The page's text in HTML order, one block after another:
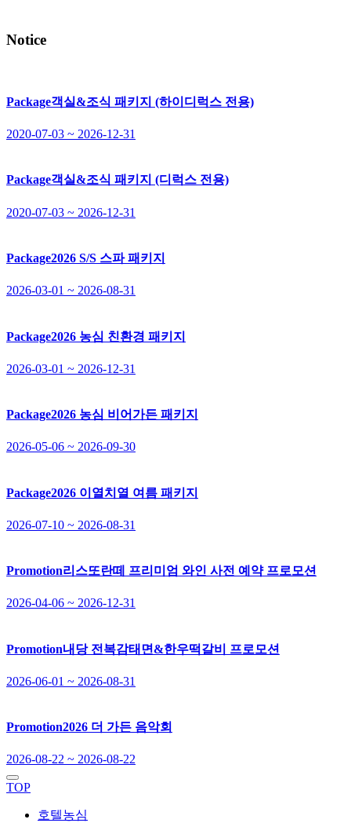
Notice
Package객실&조식 패키지 (하이디럭스 전용)
2020-07-03 ~ 2026-12-31
Package객실&조식 패키지 (디럭스 전용)
2020-07-03 ~ 2026-12-31
Package2026 S/S 스파 패키지
2026-03-01 ~ 2026-08-31
Package2026 농심 친환경 패키지
2026-03-01 ~ 2026-12-31
Package2026 농심 비어가든 패키지
2026-05-06 ~ 2026-09-30
Package2026 이열치열 여름 패키지
2026-07-10 ~ 2026-08-31
Promotion리스또란떼 프리미엄 와인 사전 예약 프로모션
2026-04-06 ~ 2026-12-31
Promotion내당 전복감태면&한우떡갈비 프로모션
2026-06-01 ~ 2026-08-31
Promotion2026 더 가든 음악회
2026-08-22 ~ 2026-08-22
TOP
호텔농심